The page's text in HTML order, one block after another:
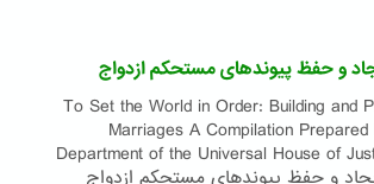
جامعۀ
جهانی
بهائی
-
۴
آوریل
و حفظ پیوندهای مستحکم ازدواج
To Set the World in Order: Building and
Marriages A Compilation
Department of the Universal House of
و حفظ پیوندهای مستحکم ازدواج